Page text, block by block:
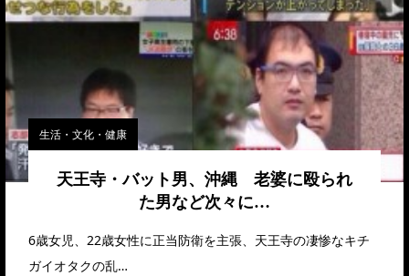
生活・文化・健康
天王寺・バット男、沖縄 老婆に殴られ
た男など次々に…
6歳女児、22歳女性に正当防衛を主張、天王寺の凄惨なキチ
ガイオタクの乱…